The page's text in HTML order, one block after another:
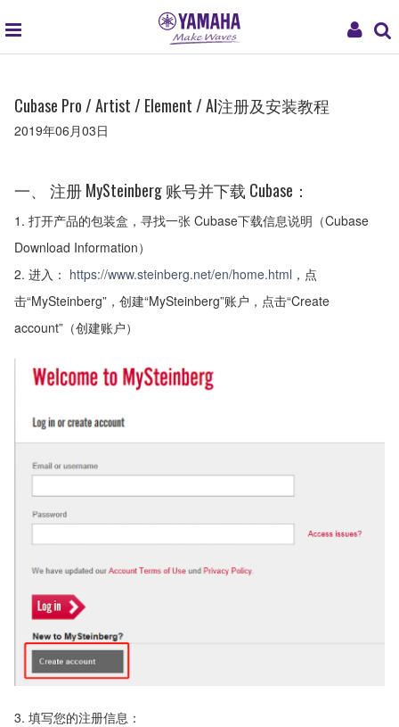
My
global
Cubase Pro / Artist / Element / AI注册及安装教程
2019年06月03日
一、 注册 MySteinberg 账号并下载 Cubase：
1. 打开产品的包装盒，寻找一张 Cubase下载信息说明（Cubase
Download Information）
2. 进入： https://www.steinberg.net/en/home.html ，点
击“MySteinberg”，创建“MySteinberg”账户，点击“Create
account”（创建账户）
3. 填写您的注册信息：